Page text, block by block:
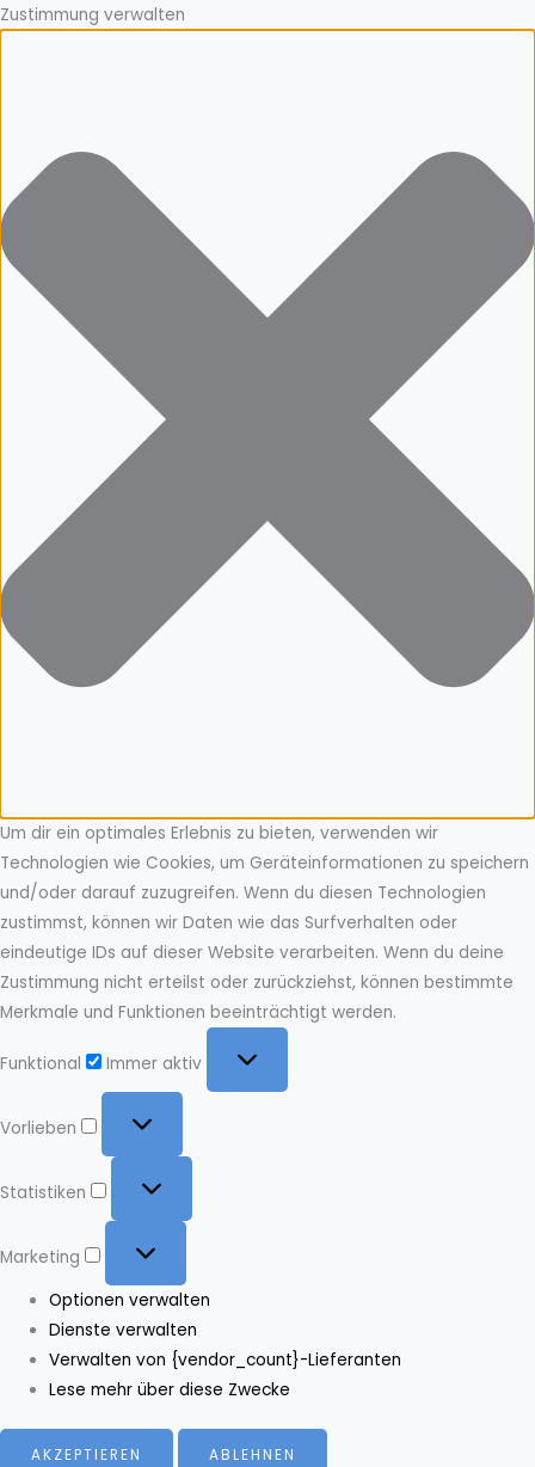
Zustimmung verwalten
Um dir ein optimales Erlebnis zu bieten, verwenden wir
Technologien wie Cookies, um Geräteinformationen zu speichern
und/oder darauf zuzugreifen. Wenn du diesen Technologien
zustimmst, können wir Daten wie das Surfverhalten oder
eindeutige IDs auf dieser Website verarbeiten. Wenn du deine
Zustimmung nicht erteilst oder zurückziehst, können bestimmte
Merkmale und Funktionen beeinträchtigt werden.
Funktional
Immer aktiv
Vorlieben
Statistiken
Marketing
Optionen verwalten
Dienste verwalten
Verwalten von {vendor_count}-Lieferanten
Lese mehr über diese Zwecke
AKZEPTIEREN ABLEHNEN